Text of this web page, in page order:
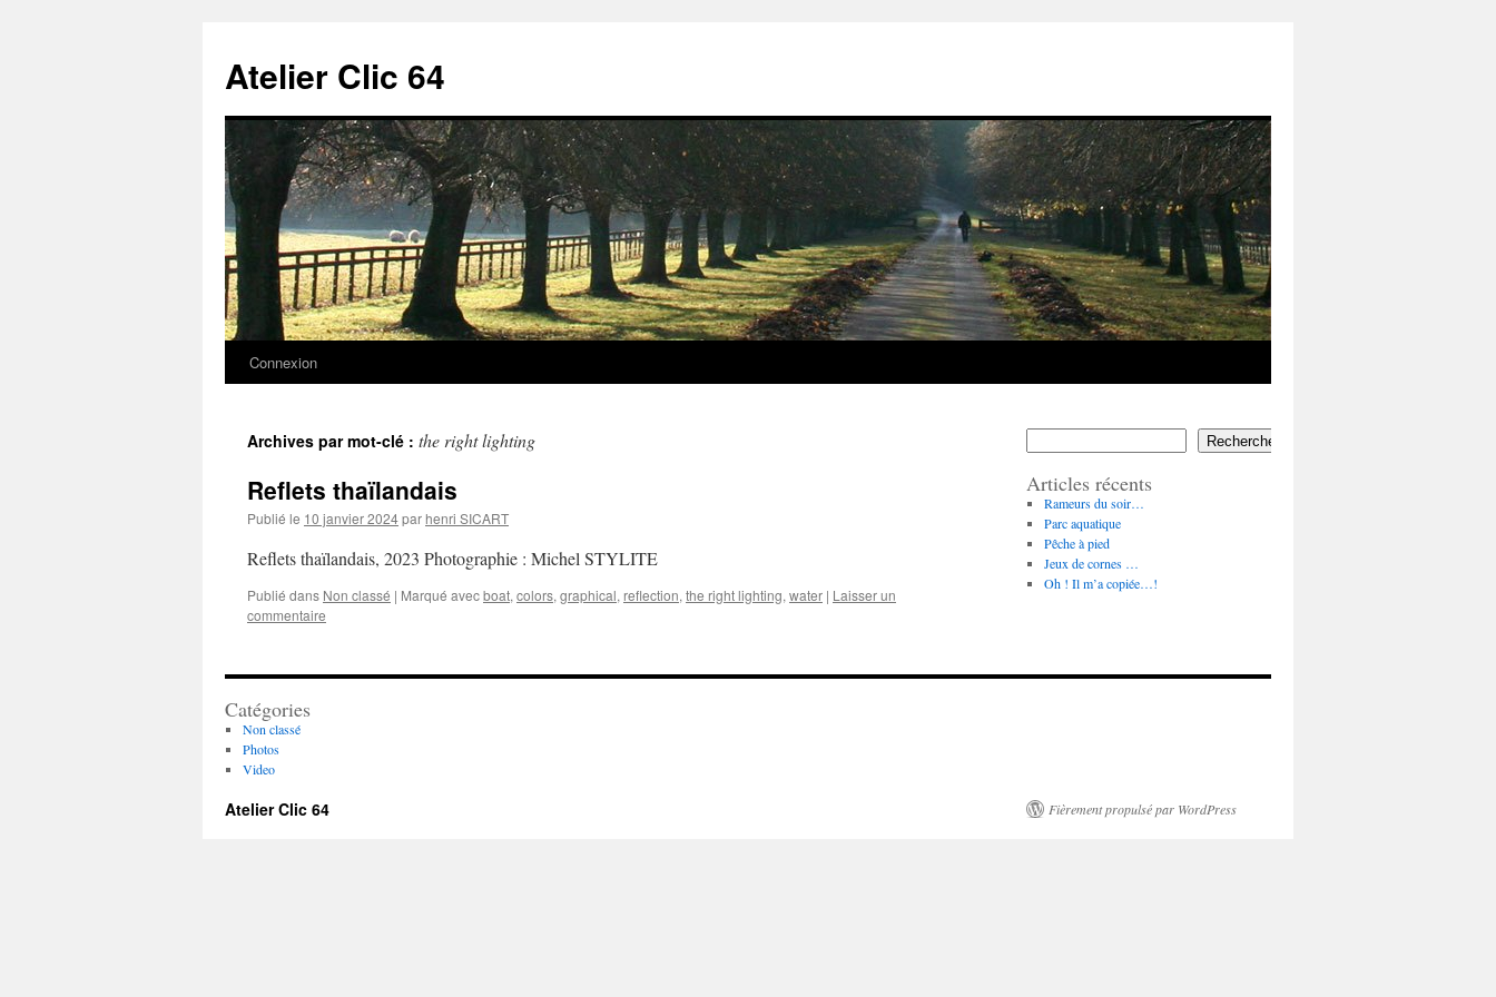
contenu
Atelier Clic 64
Connexion
Archives par mot-clé : the right lighting
Reflets thaïlandais
Publié le 10 janvier 2024par henri SICART
Reflets thaïlandais, 2023 Photographie : Michel STYLITE
Publié dans Non classé | Marqué avecboat, colors, graphical, reflection, the right lighting, water | Laisser un
commentaire
Rechercher
Articles récents
Rameurs du soir…
Parc aquatique
Pêche à pied
Jeux de cornes …
Oh ! Il m’a copiée…!
Catégories
Non classé
Photos
Video
Atelier Clic 64 Fièrement propulsé par WordPress